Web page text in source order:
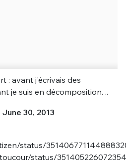
: avant j'écrivais des
je suis en décomposition. ..
June 30, 2013
status/
status/